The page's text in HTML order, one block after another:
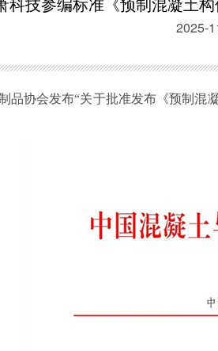
2025-
品协会发布“关于批准发布《预制混